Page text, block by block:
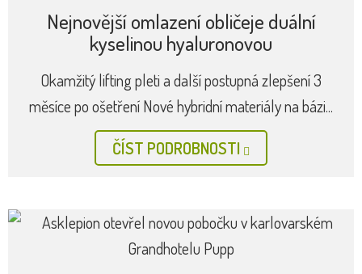
Nejnovější omlazení obličeje duální
kyselinou hyaluronovou
Okamžitý lifting pleti a další postupná zlepšení 3
měsíce po ošetření Nové hybridní materiály na bázi...
ČÍST PODROBNOSTI